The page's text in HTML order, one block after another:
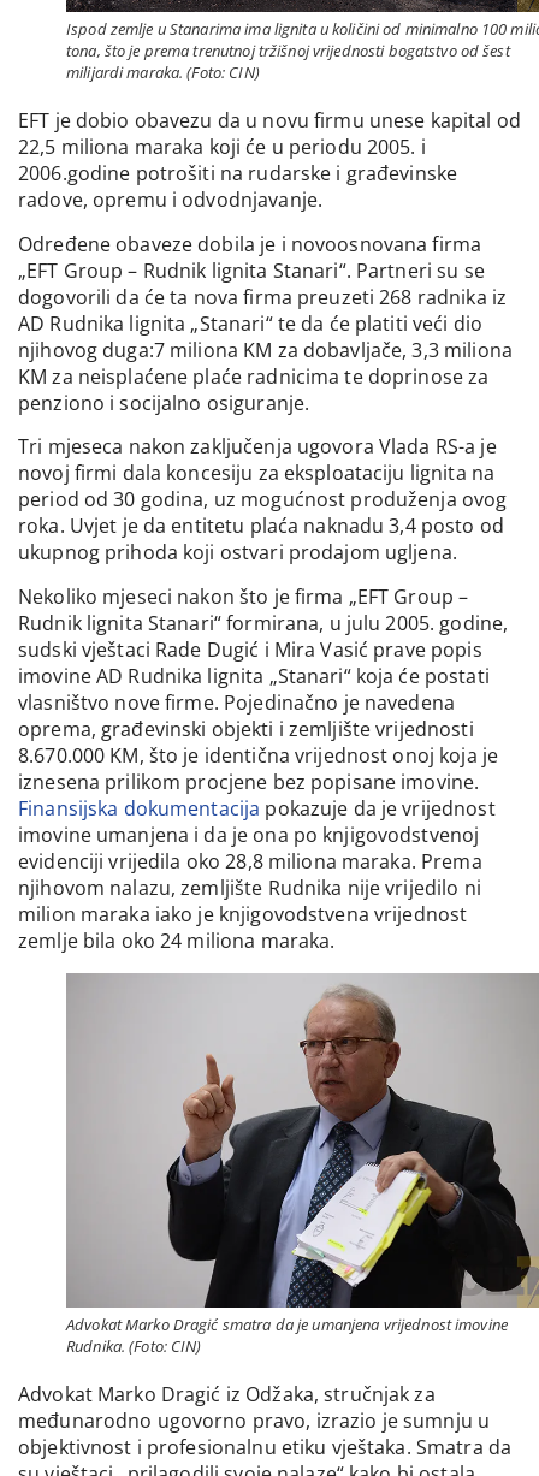
Ispod zemlje u Stanarima ima lignita u količini od minimalno 100
tona, što je prema trenutnoj tržišnoj vrijednosti bogatstvo od šest
milijardi maraka. (Foto: CIN)
EFT je dobio obavezu da u novu firmu unese kapital od
22,5 miliona maraka koji će u periodu 2005. i
2006.godine potrošiti na rudarske i građevinske
radove, opremu i odvodnjavanje.
Određene obaveze dobila je i novoosnovana firma
„EFT Group – Rudnik lignita Stanari“. Partneri su se
dogovorili da će ta nova firma preuzeti 268 radnika iz
AD Rudnika lignita „Stanari“ te da će platiti veći dio
njihovog duga:7 miliona KM za dobavljače, 3,3 miliona
KM za neisplaćene plaće radnicima te doprinose za
penziono i socijalno osiguranje.
Tri mjeseca nakon zaključenja ugovora Vlada RS-a je
novoj firmi dala koncesiju za eksploataciju lignita na
period od 30 godina, uz mogućnost produženja ovog
roka. Uvjet je da entitetu plaća naknadu 3,4 posto od
ukupnog prihoda koji ostvari prodajom ugljena.
Nekoliko mjeseci nakon što je firma „EFT Group –
Rudnik lignita Stanari“ formirana, u julu 2005. godine,
sudski vještaci Rade Dugić i Mira Vasić prave popis
imovine AD Rudnika lignita „Stanari“ koja će postati
vlasništvo nove firme. Pojedinačno je navedena
oprema, građevinski objekti i zemljište vrijednosti
8.670.000 KM, što je identična vrijednost onoj koja je
iznesena prilikom procjene bez popisane imovine.
Finansijska dokumentacija pokazuje da je vrijednost
imovine umanjena i da je ona po knjigovodstvenoj
evidenciji vrijedila oko 28,8 miliona maraka. Prema
njihovom nalazu, zemljište Rudnika nije vrijedilo ni
milion maraka iako je knjigovodstvena vrijednost
zemlje bila oko 24 miliona maraka.
Advokat Marko Dragić smatra da je umanjena vrijednost imovine
Rudnika. (Foto: CIN)
Advokat Marko Dragić iz Odžaka, stručnjak za
međunarodno ugovorno pravo, izrazio je sumnju u
objektivnost i profesionalnu etiku vještaka. Smatra da